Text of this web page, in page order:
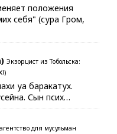
положения
себя" (сура Гром,
Экзорцист из Тобольска:
уа баракатух.
Сын псих…
для мусульман